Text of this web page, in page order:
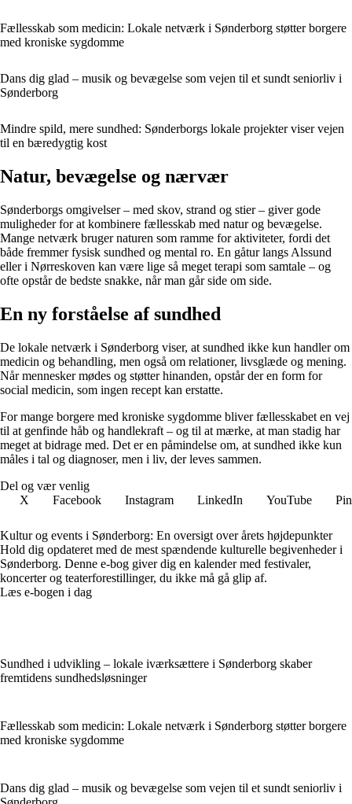
Fællesskab som medicin: Lokale netværk i Sønderborg støtter borgere
med kroniske sygdomme
Dans dig glad – musik og bevægelse som vejen til et sundt seniorliv i
Sønderborg
Mindre spild, mere sundhed: Sønderborgs lokale projekter viser vejen
til en bæredygtig kost
Natur, bevægelse og nærvær
Sønderborgs omgivelser – med skov, strand og stier – giver gode
muligheder for at kombinere fællesskab med natur og bevægelse.
Mange netværk bruger naturen som ramme for aktiviteter, fordi det
både fremmer fysisk sundhed og mental ro. En gåtur langs Alssund
eller i Nørreskoven kan være lige så meget terapi som samtale – og
ofte opstår de bedste snakke, når man går side om side.
En ny forståelse af sundhed
De lokale netværk i Sønderborg viser, at sundhed ikke kun handler om
medicin og behandling, men også om relationer, livsglæde og mening.
Når mennesker mødes og støtter hinanden, opstår der en form for
social medicin, som ingen recept kan erstatte.
For mange borgere med kroniske sygdomme bliver fællesskabet en vej
til at genfinde håb og handlekraft – og til at mærke, at man stadig har
meget at bidrage med. Det er en påmindelse om, at sundhed ikke kun
måles i tal og diagnoser, men i liv, der leves sammen.
Del og vær venlig
X
Facebook Instagram LinkedIn YouTube
Kultur og events i Sønderborg: En oversigt over årets højdepunkter
Hold dig opdateret med de mest spændende kulturelle begivenheder i
Sønderborg. Denne e-bog giver dig en kalender med festivaler,
koncerter og teaterforestillinger, du ikke må gå glip af.
Læs e-bogen i dag
Sundhed i udvikling – lokale iværksættere i Sønderborg skaber
fremtidens sundhedsløsninger
Fællesskab som medicin: Lokale netværk i Sønderborg støtter borgere
med kroniske sygdomme
Dans dig glad – musik og bevægelse som vejen til et sundt seniorliv i